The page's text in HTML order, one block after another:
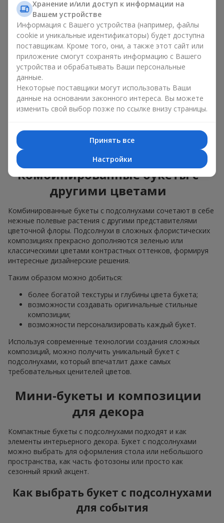
изящные сочетания с классическими розами;
яркие букеты с побегами нежной зелени.
Единственный нюанс: подсолнухи — сезонные цветы,
доступные для продажи только в период цветения.
Классический букет с
Классический букет с подсолнухами подчёркивает
природную форму и цветовую гамму яркого цветка.
композиции. Это универсальные летние композиции,
которые подходят как для торжественных событий, так и
просто как приятный подарок на каждый день.
Комбинированные букеты с
другими цветами
Комбинированные букеты с подсолнухами сочетают в себе
нежные полевые растения с другими представителями
цветочной флоры. Подсолнухи в сложных флористических
композициях прекрасно дополняются зеленью или
классическими цветами контрастных оттенков, формируя
интересные дизайнерские решения.
Таким образом можно добиться:
более богатой текстуры и глубины цвета букета;
возможности создавать оригинальные стильные
композиции;
возможности персонализировать каждый букет.
Используя современные технологии создания сложных
композиций, можно получить уникальный букет с
подсолнухами, который впечатлит даже самых
требовательных ценителей цветов.
Мини-букеты и композиции
для декора
Компактные букеты с подсолнухами подходят и как
элементы интерьерного декора. Букет с подсолнухами
можно выбрать для оформления стола или небольшого
пространства, как часть фотозоны или просто как
сезонный яркий акцент.
Как выбрать букет с подсолнухами
для события
Хранение и/или доступ к информации на
Вашем устройстве
Информация с Вашего устройства (например, файлы
cookie и уникальные идентификаторы) будет доступна
поставщикам. Кроме того, они, а также этот сайт или
приложение смогут сохранять информацию с Вашего
устройства и обрабатывать Ваши персональные
данные.
Некоторые поставщики могут использовать Ваши
данные на основании законного интереса. Вы можете
изменить свой выбор позже по ссылке внизу страницы.
Принять все
Настройки